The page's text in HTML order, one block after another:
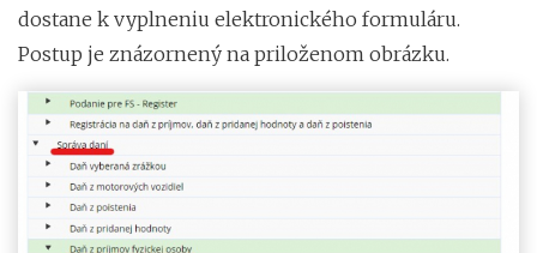
dostane k vyplneniu elektronického formuláru.
Postup je znázornený na priloženom obrázku.